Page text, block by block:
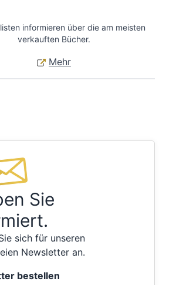
informieren über die am meisten
verkauften Bücher.
Mehr
Sie
sich für unseren
Newsletter an.